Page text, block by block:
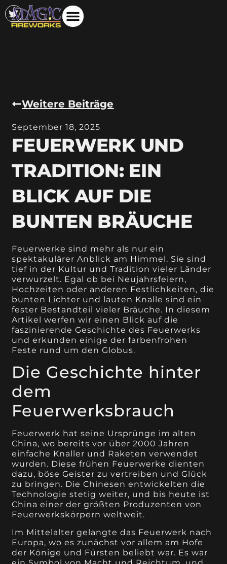
Weitere Beiträge
September 18, 2025
FEUERWERK UND
TRADITION: EIN
BLICK AUF DIE
BUNTEN BRÄUCHE
Feuerwerke sind mehr als nur ein
spektakulärer Anblick am Himmel. Sie sind
tief in der Kultur und Tradition vieler Länder
verwurzelt. Egal ob bei Neujahrsfeiern,
Hochzeiten oder anderen Festlichkeiten, die
bunten Lichter und lauten Knalle sind ein
fester Bestandteil vieler Bräuche. In diesem
Artikel werfen wir einen Blick auf die
faszinierende Geschichte des Feuerwerks
und erkunden einige der farbenfrohen
Feste rund um den Globus.
Die Geschichte hinter
dem
Feuerwerksbrauch
Feuerwerk hat seine Ursprünge im alten
China, wo bereits vor über 2000 Jahren
einfache Knaller und Raketen verwendet
wurden. Diese frühen Feuerwerke dienten
dazu, böse Geister zu vertreiben und Glück
zu bringen. Die Chinesen entwickelten die
Technologie stetig weiter, und bis heute ist
China einer der größten Produzenten von
Feuerwerkskörpern weltweit.
Im Mittelalter gelangte das Feuerwerk nach
Europa, wo es zunächst vor allem am Hofe
der Könige und Fürsten beliebt war. Es war